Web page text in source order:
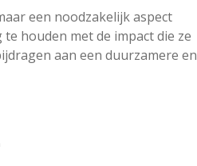
een noodzakelijk aspect
houden met de impact die ze
aan een duurzamere en